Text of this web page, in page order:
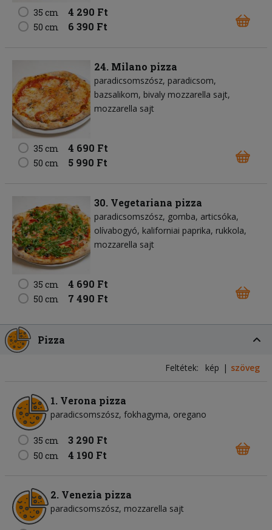
35 cm 4 290 Ft
50 cm 6 390 Ft
24. Milano pizza
paradicsomszósz paradicsom
bazsalikom bivaly mozzarella sajt
mozzarella sajt
35 cm 4 690 Ft
50 cm 5 990 Ft
30. Vegetariana pizza
paradicsomszósz gomba articsóka
olívabogyó kaliforniai paprika rukkola
mozzarella sajt
35 cm 4 690 Ft
50 cm 7 490 Ft
Pizza
Feltétek: kép szöveg
1. Verona pizza
paradicsomszósz fokhagyma oregano
35 cm 3 290 Ft
50 cm 4 190 Ft
2. Venezia pizza
paradicsomszósz mozzarella sajt